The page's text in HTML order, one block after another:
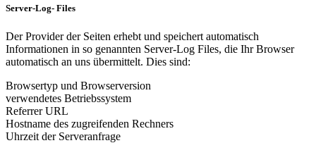
Server-Log- Files
Der Provider der Seiten erhebt und speichert automatisch
Informationen in so genannten Server-Log Files, die Ihr Browser
automatisch an uns übermittelt. Dies sind:
Browsertyp und Browserversion
verwendetes Betriebssystem
Referrer URL
Hostname des zugreifenden Rechners
Uhrzeit der Serveranfrage